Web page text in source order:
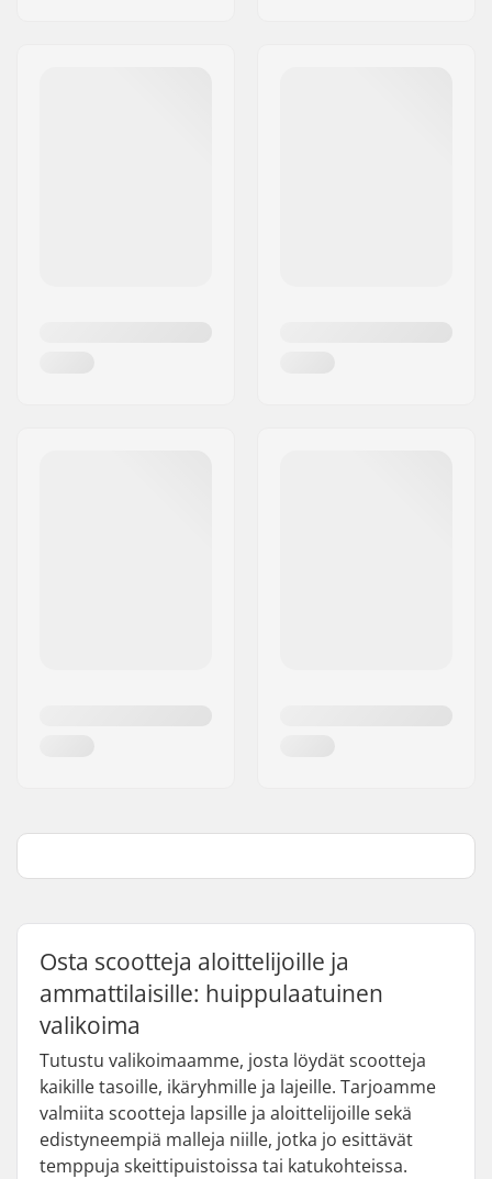
Osta scootteja aloittelijoille ja
ammattilaisille: huippulaatuinen
valikoima
Tutustu valikoimaamme, josta löydät scootteja
kaikille tasoille, ikäryhmille ja lajeille. Tarjoamme
valmiita scootteja lapsille ja aloittelijoille sekä
edistyneempiä malleja niille, jotka jo esittävät
temppuja skeittipuistoissa tai katukohteissa.